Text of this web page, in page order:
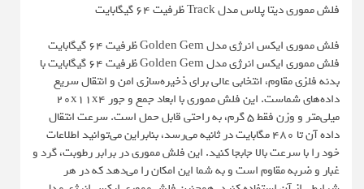
فلش مموری دیتا پلاس مدل Track ظرفیت 64 گیگابایت
فلش مموری ایکس انرژی مدل Golden Gem ظرفیت 64 گیگابایت
فلش مموری ایکس انرژی مدل Golden Gem ظرفیت 64 گیگابایت با
بدنه فلزی مقاوم، انتخابی عالی برای ذخیره‌سازی امن و انتقال سریع
داده‌های شماست. این فلش مموری با ابعاد جمع و جور ۲۰x۱۱x۴
میلی‌متر و وزن فقط ۵ گرم، به راحتی قابل حمل است. سرعت انتقال
داده آن تا ۴۸۰ مگابایت در ثانیه می‌رسد، بنابراین می‌توانید اطلاعات
خود را با سرعت بالا جابجا کنید. این فلش مموری در برابر رطوبت، گرد و
غبار و ضربه مقاوم است و به شما این امکان را می‌دهد که در هر